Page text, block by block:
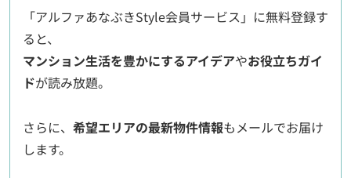
「アルファあなぶきStyle会員サービス」に無料登録す
ると、
マンション生活を豊かにするアイデアやお役立ちガイ
ドが読み放題。
さらに、 希望エリアの最新物件情報もメールでお届け
します。